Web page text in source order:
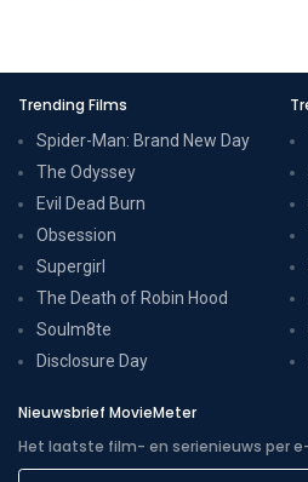
Trending Films
Spider-Man: Brand New Day
The Odyssey
Evil Dead Burn
Obsession
Supergirl
The Death of Robin Hood
Soulm8te
Disclosure Day
Nieuwsbrief MovieMeter
Het laatste film- en serienieuws per